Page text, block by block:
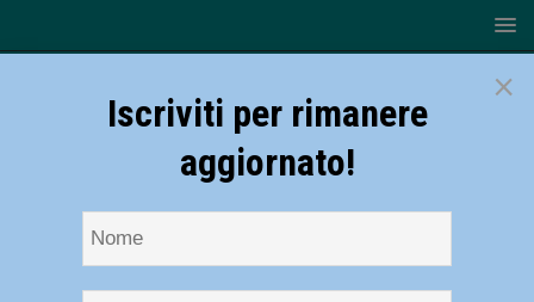
×
Iscriviti per rimanere
aggiornato!